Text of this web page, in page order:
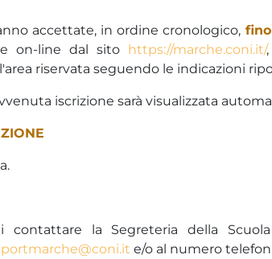
accettate, in ordine cronologico,
on-line dal sito https://marche.coni.it/
riservata seguendo le indicazioni
iscrizione sarà visualizzata
contattare la Segreteria della
e/o al numero